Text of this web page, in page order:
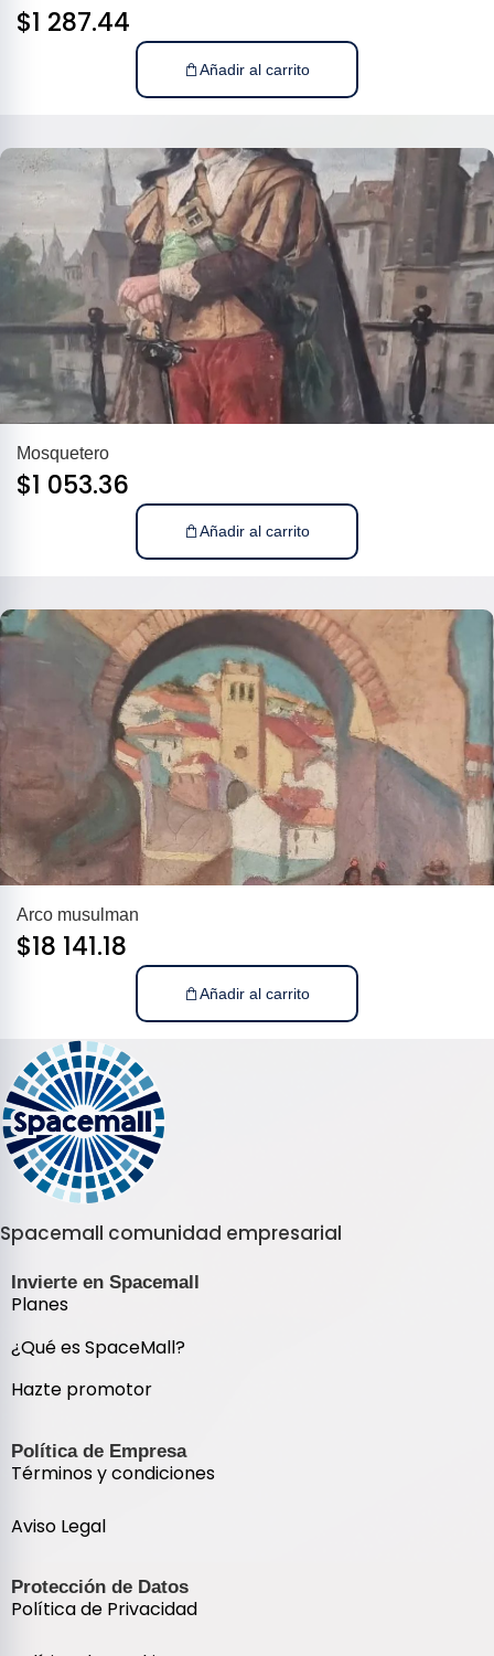
$1 287.44
Añadir al carrito
Mosquetero
$1 053.36
Añadir al carrito
Arco musulman
$18 141.18
Añadir al carrito
Spacemall comunidad empresarial
Invierte en Spacemall
Planes
¿Qué es SpaceMall?
Hazte promotor
Política de Empresa
Términos y condiciones
Aviso Legal
Protección de Datos
Política de Privacidad